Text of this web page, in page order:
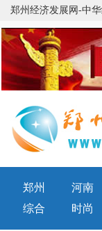
郑州经济发展网-中
郑州 河南
综合
时尚